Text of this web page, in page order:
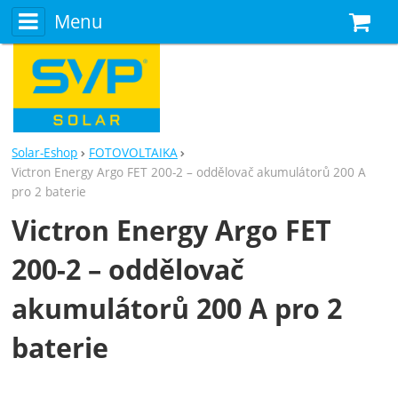
Menu
Solar-Eshop
FOTOVOLTAIKA
Victron Energy Argo FET 200-2 – oddělovač akumulátorů 200 A
pro 2 baterie
Victron Energy Argo FET
200-2 – oddělovač
akumulátorů 200 A pro 2
baterie